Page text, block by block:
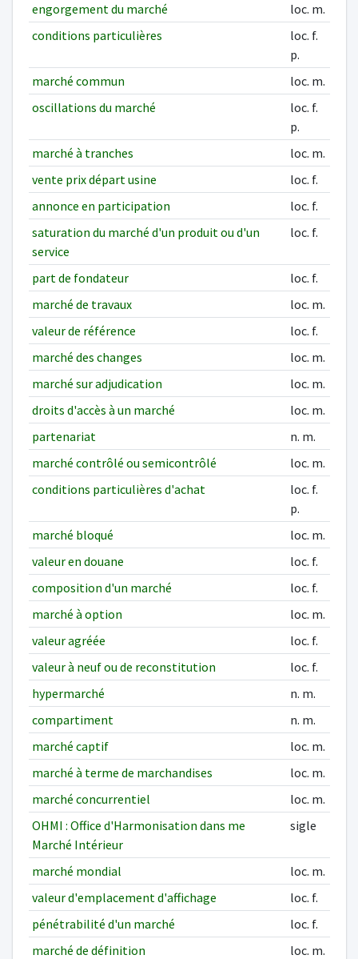
engorgement du marché
loc. m.
conditions particulières
loc. f.
p.
marché commun
loc. m.
oscillations du marché
loc. f.
p.
marché à tranches
loc. m.
vente prix départ usine
loc. f.
annonce en participation
loc. f.
saturation du marché d'un produit ou d'un
service
loc. f.
part de fondateur
loc. f.
marché de travaux
loc. m.
valeur de référence
loc. f.
marché des changes
loc. m.
marché sur adjudication
loc. m.
droits d'accès à un marché
loc. m.
partenariat
n. m.
marché contrôlé ou semicontrôlé
loc. m.
conditions particulières d'achat
loc. f.
p.
marché bloqué
loc. m.
valeur en douane
loc. f.
composition d'un marché
loc. f.
marché à option
loc. m.
valeur agréée
loc. f.
valeur à neuf ou de reconstitution
loc. f.
hypermarché
n. m.
compartiment
n. m.
marché captif
loc. m.
marché à terme de marchandises
loc. m.
marché concurrentiel
loc. m.
OHMI : Office d'Harmonisation dans me
Marché Intérieur
sigle
marché mondial
loc. m.
valeur d'emplacement d'affichage
loc. f.
pénétrabilité d'un marché
loc. f.
marché de définition
loc. m.